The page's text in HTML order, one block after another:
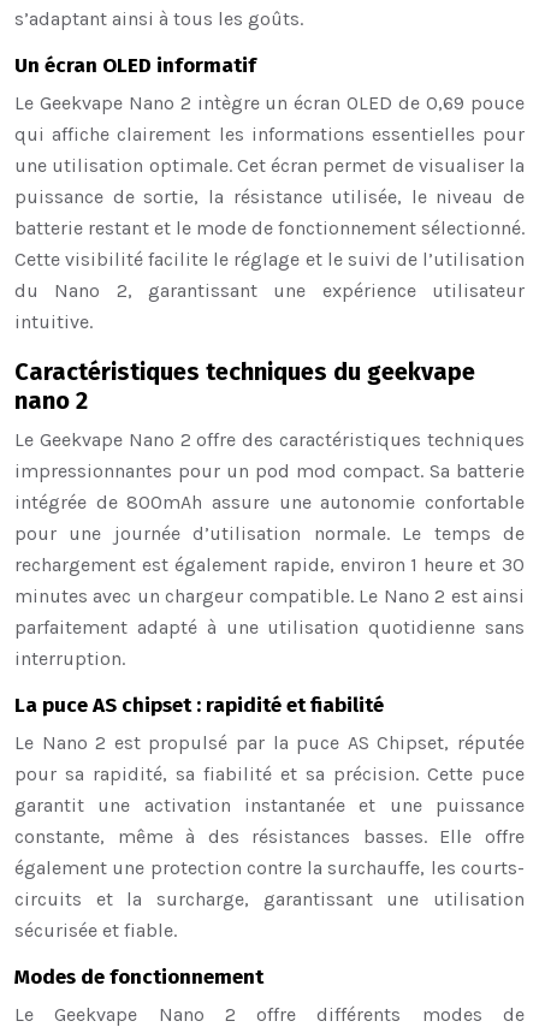
s’adaptant ainsi à tous les goûts.
Un écran OLED informatif
Le Geekvape Nano 2 intègre un écran OLED de 0,69 pouce
qui affiche clairement les informations essentielles pour
une utilisation optimale. Cet écran permet de visualiser la
puissance de sortie, la résistance utilisée, le niveau de
batterie restant et le mode de fonctionnement sélectionné.
Cette visibilité facilite le réglage et le suivi de l’utilisation
du Nano 2, garantissant une expérience utilisateur
intuitive.
Caractéristiques techniques du geekvape
nano 2
Le Geekvape Nano 2 offre des caractéristiques techniques
impressionnantes pour un pod mod compact. Sa batterie
intégrée de 800mAh assure une autonomie confortable
pour une journée d’utilisation normale. Le temps de
rechargement est également rapide, environ 1 heure et 30
minutes avec un chargeur compatible. Le Nano 2 est ainsi
parfaitement adapté à une utilisation quotidienne sans
interruption.
La puce AS chipset : rapidité et fiabilité
Le Nano 2 est propulsé par la puce AS Chipset, réputée
pour sa rapidité, sa fiabilité et sa précision. Cette puce
garantit une activation instantanée et une puissance
constante, même à des résistances basses. Elle offre
également une protection contre la surchauffe, les courts-
circuits et la surcharge, garantissant une utilisation
sécurisée et fiable.
Modes de fonctionnement
Le Geekvape Nano 2 offre différents modes de